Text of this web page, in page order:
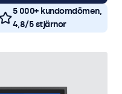
5 000+ kundomdömen,
4,8/5 stjärnor